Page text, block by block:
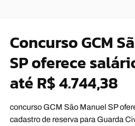
Concurso GCM
SP oferece
até R$ 4.744,38
concurso GCM São Manuel SP
cadastro de reserva para Guarda